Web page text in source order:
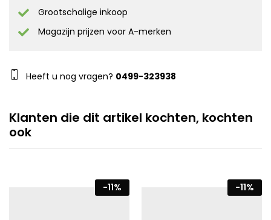
Grootschalige inkoop
Magazijn prijzen voor A-merken
Heeft u nog vragen? 0499-323938
Klanten die dit artikel kochten, kochten
ook
-11% -11%